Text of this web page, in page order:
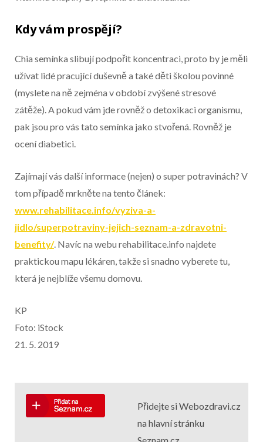
Kdy vám prospějí?
Chia semínka slibují podpořit koncentraci, proto by je měli
užívat lidé pracující duševně a také děti školou povinné
(myslete na ně zejména v období zvýšené stresové
zátěže). A pokud vám jde rovněž o detoxikaci organismu,
pak jsou pro vás tato semínka jako stvořená. Rovněž je
ocení diabetici.
Zajímají vás další informace (nejen) o super potravinách? V
tom případě mrkněte na tento článek:
www.rehabilitace.info/vyziva-a-
jidlo/superpotraviny-jejich-seznam-a-zdravotni-
benefity/. Navíc na webu rehabilitace.info najdete
praktickou mapu lékáren, takže si snadno vyberete tu,
která je nejblíže všemu domovu.
KP
Foto: iStock
21. 5. 2019
Přidejte si Webozdravi.cz
na hlavní stránku